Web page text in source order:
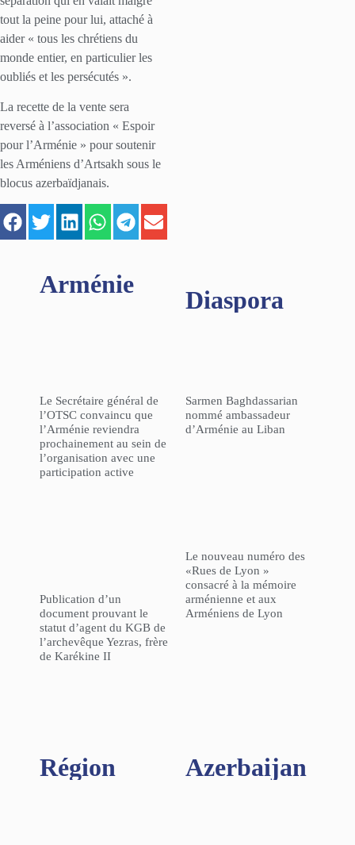
tout la peine pour lui, attaché à
aider « tous les chrétiens du
monde entier, en particulier les
oubliés et les persécutés ».
La recette de la vente sera
reversé à l’association « Espoir
pour l’Arménie » pour soutenir
les Arméniens d’Artsakh sous le
blocus azerbaïdjanais.
Arménie
Le Secrétaire général de
l’OTSC convaincu que
l’Arménie reviendra
prochainement au sein de
l’organisation avec une
participation active
Publication d’un
document prouvant le
statut d’agent du KGB de
l’archevêque Yezras, frère
de Karékine II
Diaspora
Sarmen Baghdassarian
nommé ambassadeur
d’Arménie au Liban
Le nouveau numéro des
«Rues de Lyon »
consacré à la mémoire
arménienne et aux
Arméniens de Lyon
Région​ Azerbaijan